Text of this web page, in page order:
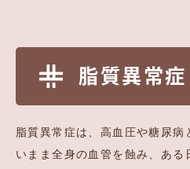
脂質異常症
脂質異常症は、高血圧や糖尿病
いまま全身の血管を蝕み、あ